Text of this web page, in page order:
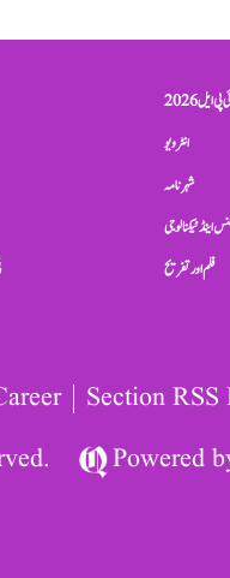
ایل 2026
انٹرویو
شہرنامہ
اینڈ ٹیکنالوجی
فلم اور تفریح
Section RSS
Powered